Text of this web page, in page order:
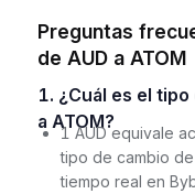
Preguntas
de AUD a ATOM
1. ¿Cuál es el tipo de cambio actual de 1 AUD
a ATOM?
1 AUD equivale
tipo de cambio de
tiempo real en